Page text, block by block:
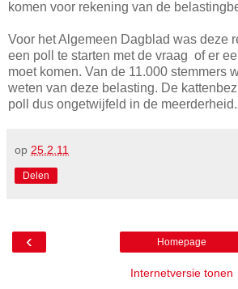
komen voor rekening van de
Voor het Algemeen Dagblad was deze
een poll te starten met de vraag of er
moet komen. Van de 11.000 stemmers
weten van deze belasting. De
poll dus ongetwijfeld in de meerderheid.
op 25.2.11
Delen
‹ Homepage
Internetversie tonen